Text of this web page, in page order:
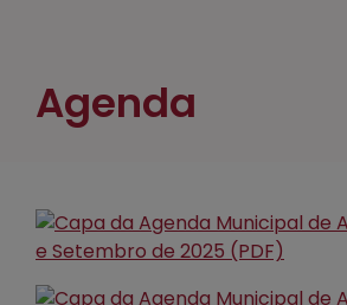
Agenda